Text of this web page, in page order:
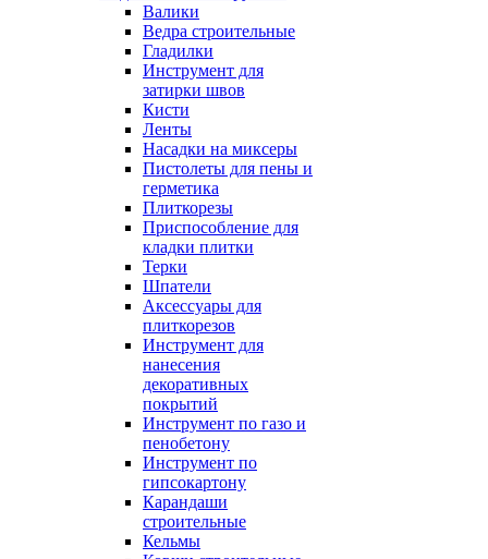
Валики
Ведра строительные
Гладилки
Инструмент для
затирки швов
Кисти
Ленты
Насадки на миксеры
Пистолеты для пены и
герметика
Плиткорезы
Приспособление для
кладки плитки
Терки
Шпатели
Аксессуары для
плиткорезов
Инструмент для
нанесения
декоративных
покрытий
Инструмент по газо и
пенобетону
Инструмент по
гипсокартону
Карандаши
строительные
Кельмы